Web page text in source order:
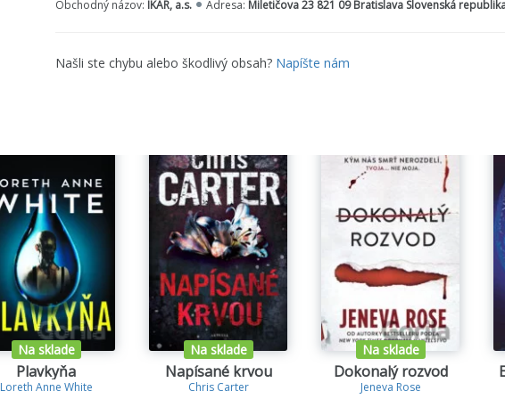
Obchodný názov: IKAR, a.s. Adresa: Miletičova 23 821 09 Bratislava Slovenská
Našli ste chybu alebo škodlivý obsah? Napíšte nám
Na sklade
Plavkyňa
Loreth Anne White
Na sklade
Napísané krvou
Chris Carter
Na sklade
Dokonalý rozvod
Jeneva Rose